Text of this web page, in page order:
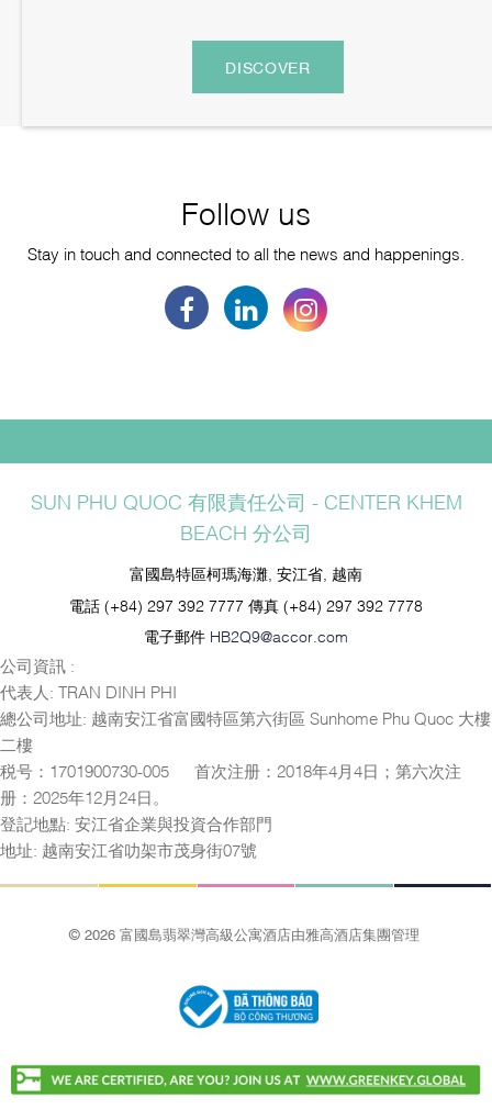
DISCOVER
Follow us
Stay in touch and connected to all the news and happenings.
SUN PHU QUOC 有限責任公司 - CENTER KHEM
BEACH 分公司
富國島特區柯瑪海灘, 安江省, 越南
電話 (+84) 297 392 7777 傳真 (+84) 297 392 7778
電子郵件 HB2Q9@accor.com
公司資訊 :
代表人: TRAN DINH PHI
總公司地址: 越南安江省富國特區第六街區 Sunhome Phu Quoc 大樓
二樓
税号：1701900730-005 — 首次注册：2018年4月4日；第六次注
册：2025年12月24日。
登記地點: 安江省企業與投資合作部門
地址: 越南安江省叻架市茂身街07號
© 2026 富國島翡翠灣高級公寓酒店由雅高酒店集團管理